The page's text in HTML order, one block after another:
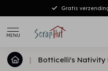
Gratis
MENU
| Botticelli's Nativity